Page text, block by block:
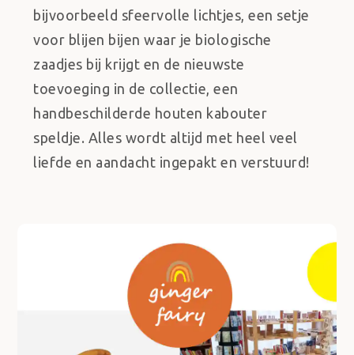
bijvoorbeeld sfeervolle lichtjes, een setje
voor blijen bijen waar je biologische
zaadjes bij krijgt en de nieuwste
toevoeging in de collectie, een
handbeschilderde houten kabouter
speldje. Alles wordt altijd met heel veel
liefde en aandacht ingepakt en verstuurd!